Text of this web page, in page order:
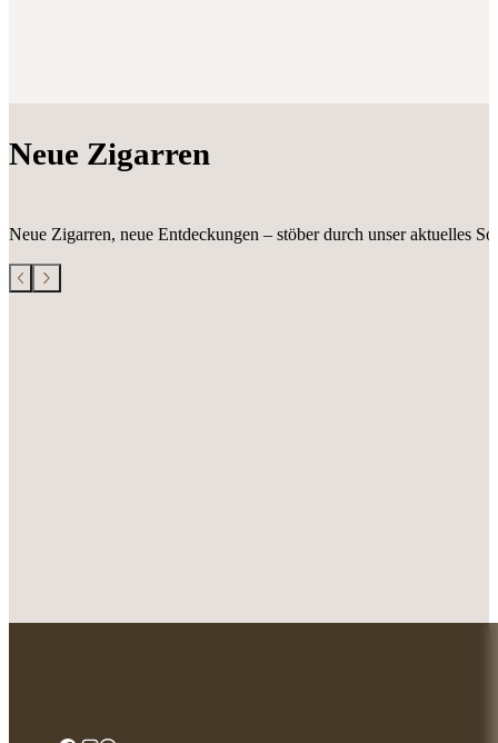
Neue Zigarren
Neue Zigarren, neue Entdeckungen – stöber durch unser aktuelles